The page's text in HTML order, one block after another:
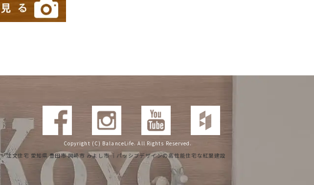
Copyright (C) BalanceLife. All Rights Reserved.
注文住宅 愛知県 豊田市 岡崎市 みよし市 ｜パッシブデザインの高性能住宅な紅葉建設